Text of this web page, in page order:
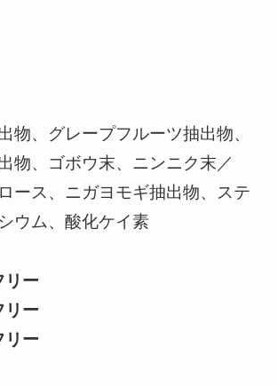
物、グレープフルーツ抽出物、
物、ゴボウ末、ニンニク末／
ース、ニガヨモギ抽出物、ステ
ウム、酸化ケイ素
リー
リー
リー